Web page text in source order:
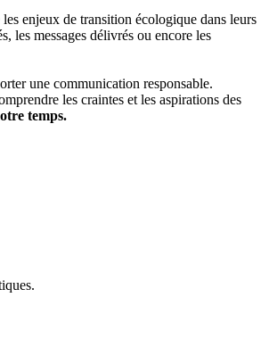
enjeux de transition écologique dans leurs
les messages délivrés ou encore les
une communication responsable.
les craintes et les aspirations des
temps.